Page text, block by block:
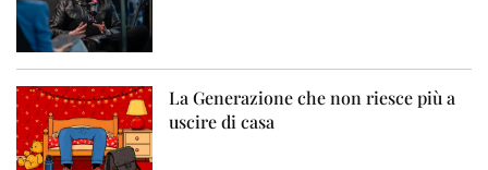
La Generazione che non riesce più a
uscire di casa